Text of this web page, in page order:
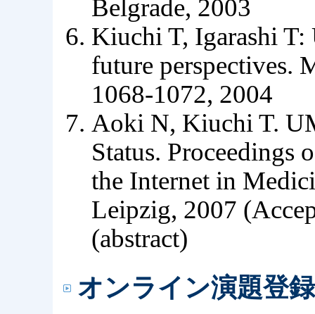
Belgrade, 2003
Kiuchi T, Igarashi
future perspectives.
1068-1072, 2004
Aoki N, Kiuchi T.
Status. Proceedings
the Internet in
Leipzig, 2007
(abstract)
オンライン演題登